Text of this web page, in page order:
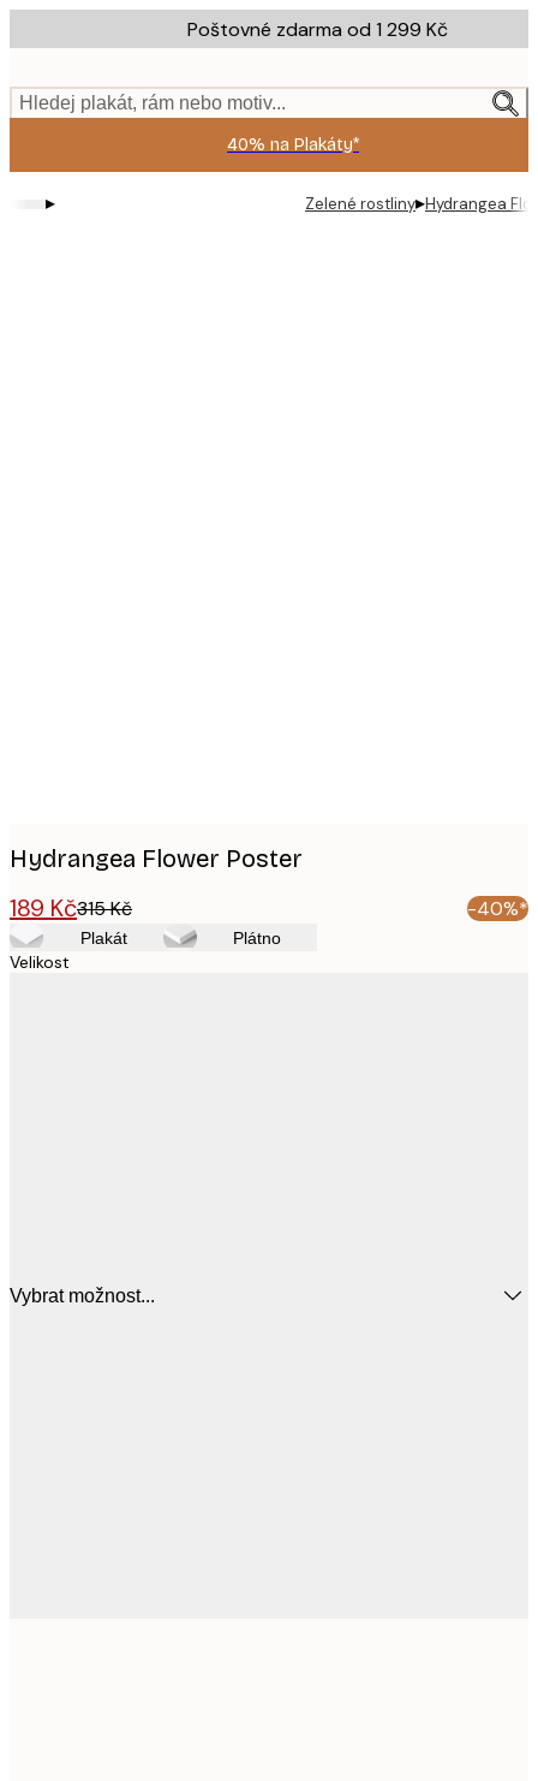
to
content.
Poštovné zdarma od 1 299 Kč
Hledej plakát, rám nebo motiv...
40% na Plakáty*
▸ Zelené rostliny▸Hydrangea
Hydrangea Flower Poster
189 Kč315 Kč -40%*
Plakát Plátno
Velikost
Vybrat možnost...